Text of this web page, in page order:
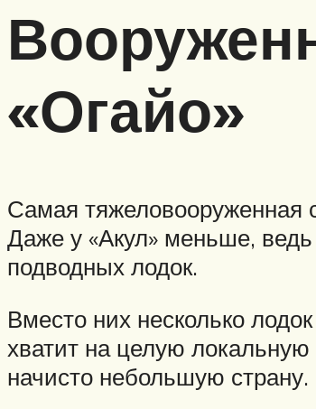
«Огайо»
Самая тяжеловооруженная
Даже у «Акул» меньше,
подводных лодок.
Вместо них несколько
хватит на целую локальную
начисто небольшую страну.